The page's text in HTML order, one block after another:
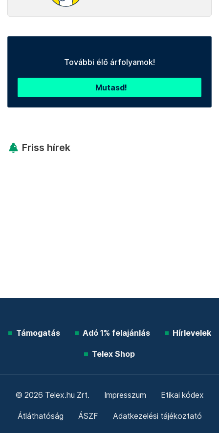
További élő árfolyamok!
Mutasd!
Friss hírek
Támogatás Adó 1% felajánlás Hírlevelek
Telex Shop
© 2026 Telex.hu Zrt. Impresszum Etikai kódex
Átláthatóság ÁSZF Adatkezelési tájékoztató